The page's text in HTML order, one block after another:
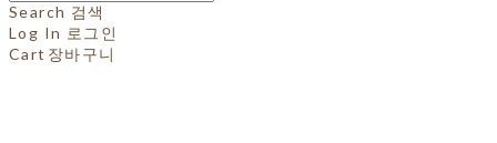
Search 검색
Log In 로그인
Cart 장바구니